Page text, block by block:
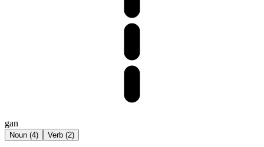
gan
Noun (4) Verb (2)